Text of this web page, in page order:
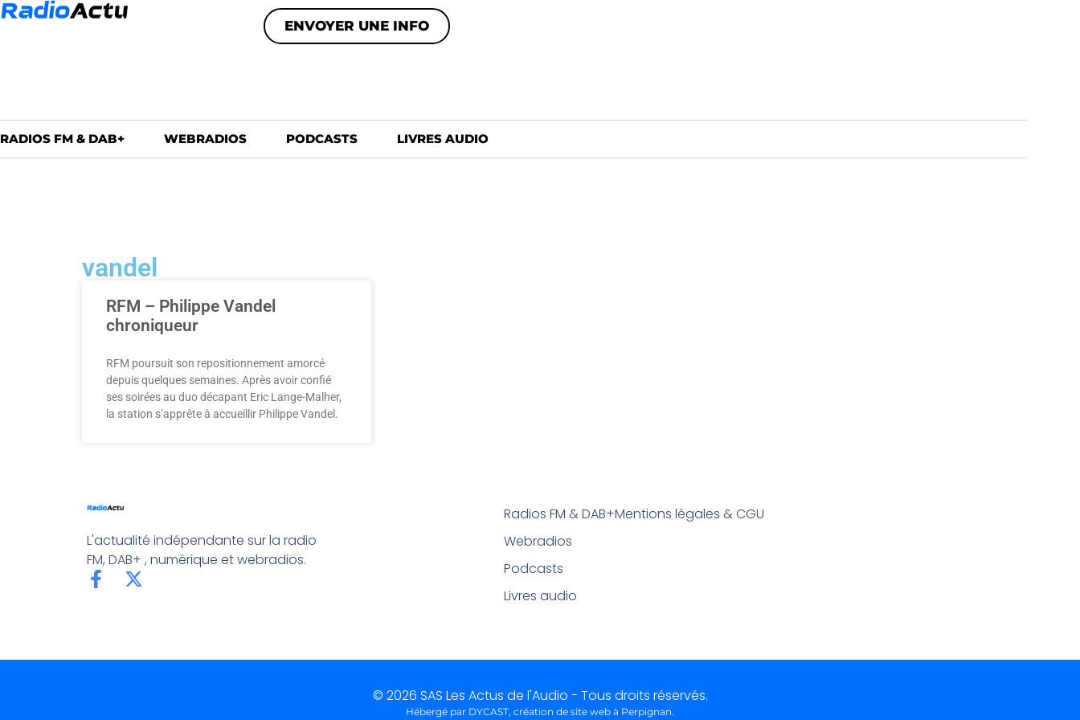
ENVOYER UNE INFO
RADIOS FM & DAB+ WEBRADIOS PODCASTS LIVRES AUDIO
vandel
RFM – Philippe Vandel
chroniqueur
RFM poursuit son repositionnement amorcé
depuis quelques semaines. Après avoir confié
ses soirées au duo décapant Eric Lange-Malher,
la station s’apprête à accueillir Philippe Vandel.
L'actualité indépendante sur la radio
FM, DAB+ , numérique et webradios.
Radios FM & DAB+
Webradios
Podcasts
Livres audio
Mentions légales & CGU
© 2026 SAS Les Actus de l'Audio - Tous droits réservés.
Hébergé par DYCAST, création de site web à Perpignan.